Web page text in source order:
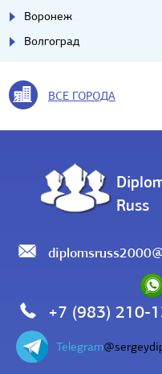
Воронеж
Волгоград
ВСЕ ГОРОДА
Russ
+7 (983) 210-
Telegram